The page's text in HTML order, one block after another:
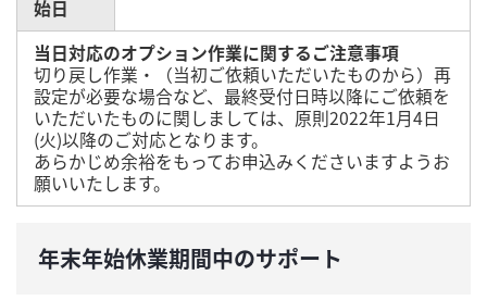
始日
当日対応のオプション作業に関するご注意事項
切り戻し作業・（当初ご依頼いただいたものから）再
設定が必要な場合など、最終受付日時以降にご依頼を
いただいたものに関しましては、原則2022年1月4日
(火)以降のご対応となります。
あらかじめ余裕をもってお申込みくださいますようお
願いいたします。
年末年始休業期間中のサポート